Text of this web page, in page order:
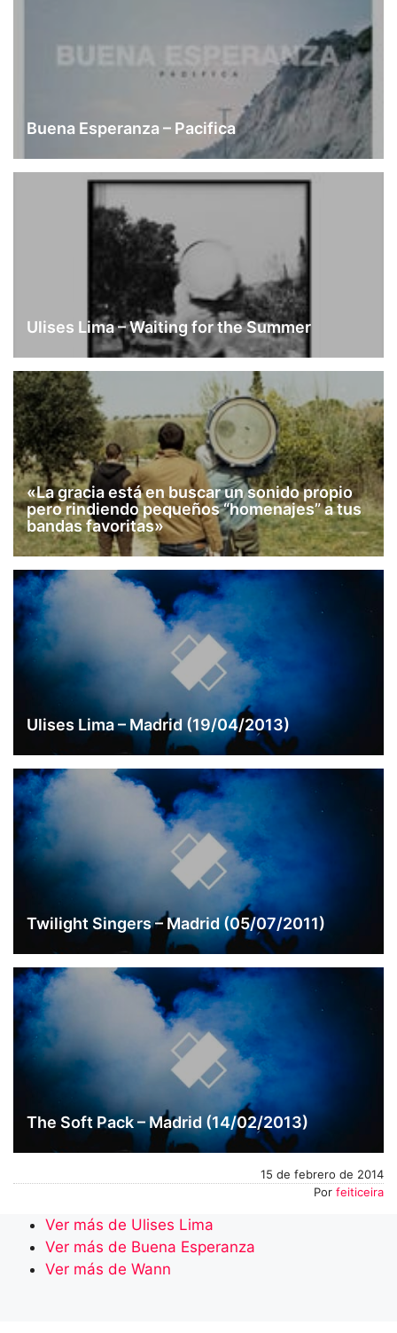
Buena Esperanza – Pacifica
Ulises Lima – Waiting for the Summer
«La gracia está en buscar un sonido propio
pero rindiendo pequeños “homenajes” a tus
bandas favoritas»
Ulises Lima – Madrid (19/04/2013)
Twilight Singers – Madrid (05/07/2011)
The Soft Pack – Madrid (14/02/2013)
15 de febrero de 2014
Por feiticeira
Ver más de Ulises Lima
Ver más de Buena Esperanza
Ver más de Wann